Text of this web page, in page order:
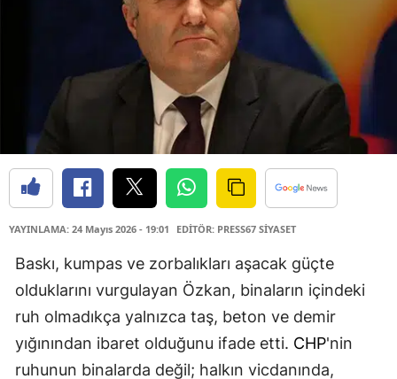
YAYINLAMA: 24 Mayıs 2026 - 19:01 EDİTÖR: PRESS67 SİYASET
Baskı, kumpas ve zorbalıkları aşacak güçte
olduklarını vurgulayan Özkan, binaların içindeki
ruh olmadıkça yalnızca taş, beton ve demir
yığınından ibaret olduğunu ifade etti. CHP'nin
ruhunun binalarda değil; halkın vicdanında,